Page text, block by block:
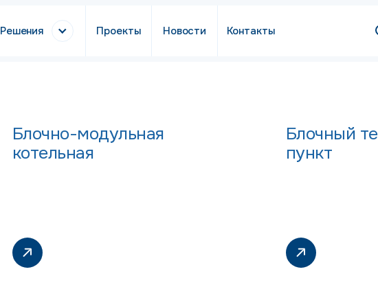
Решения Проекты Новости Контакты
Блочно-модульная
котельная
Блочный
пункт